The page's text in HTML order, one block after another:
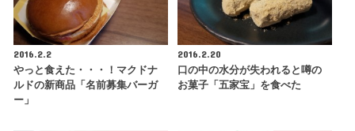
2016.2.2
やっと食えた・・・！マクドナ
ルドの新商品「名前募集バーガ
ー」
2016.2.20
口の中の水分が失われると噂の
お菓子「五家宝」を食べた